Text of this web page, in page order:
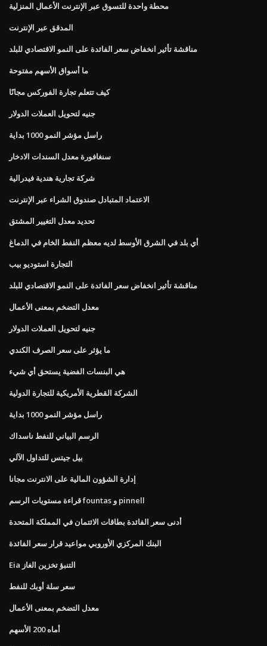
محطة واحدة للتسوق عبر الإنترنت الأعمال المنزلية
المدقق عبر الإنترنت
مناقشة تأثير انخفاض سعر الفائدة على النمو الاقتصادي للبلد
ما أسواق الأسهم مفتوحة
كيف تتعلم تجارة الفوركس مجانًا
جنيه لتحويل العملات الدولار
راسل مؤشر النمو 1000 بداية
سنغافورة معدل السندات الادخار
شركة تجارية هندية فيدرالية
الاعتماد المتبادل صندوق الشراء عبر الإنترنت
تحديد معدل التغيير المشتق
أي بلد في الشرق الأوسط لديه معظم النفط الخام في الدماغ
التجارة استوديو بيب
مناقشة تأثير انخفاض سعر الفائدة على النمو الاقتصادي للبلد
معدل التضخم بمعنى الأعمال
جنيه لتحويل العملات الدولار
ما يؤثر على سعر الصرف الكندي
هي البنسات الفضية يستحق أي شيء
الشركة القطرية الأمريكية للتجارة الدولية
راسل مؤشر النمو 1000 بداية
الرسم البياني للنفط ناسداك
بيل جيتس للتداول الآلي
إدارة الشؤون المالية على الانترنت مجانا
قراءة مستويات الرسم fountas و pinnell
أدنى سعر الفائدة بطاقات الائتمان في المملكة المتحدة
البنك المركزي الأوروبي مواعيد قرار سعر الفائدة
Eia التنبؤ تخزين الغاز
سعر سلة أوبك للنفط
معدل التضخم بمعنى الأعمال
أماه 200 الأسهم